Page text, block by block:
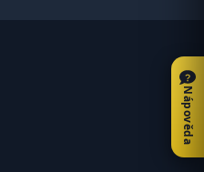
Nápověda